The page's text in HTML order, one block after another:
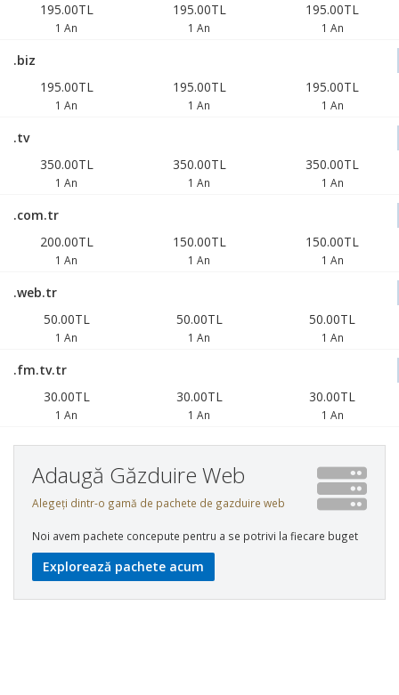
195.00TL
1 An
195.00TL
1 An
195.00TL
1 An
.biz
195.00TL
1 An
195.00TL
1 An
195.00TL
1 An
.tv
350.00TL
1 An
350.00TL
1 An
350.00TL
1 An
.com.tr
200.00TL
1 An
150.00TL
1 An
150.00TL
1 An
.web.tr
50.00TL
1 An
50.00TL
1 An
50.00TL
1 An
.fm.tv.tr
30.00TL
1 An
30.00TL
1 An
30.00TL
1 An
Adaugă Găzduire Web
Alegeți dintr-o gamă de pachete de gazduire web
Noi avem pachete concepute pentru a se potrivi la fiecare buget
Explorează pachete acum